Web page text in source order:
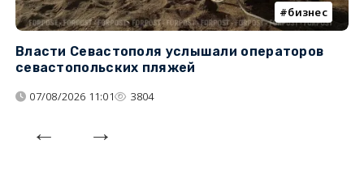
бизнес
Власти Севастополя услышали операторов
севастопольских пляжей
07/08/2026 11:01 3804